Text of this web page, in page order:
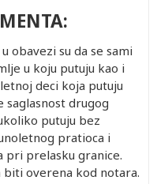
obavezi su da se sami
u koju putuju kao i
deci koja putuju
drugog
putuju bez
pratioca i
pri prelasku granice.
overena kod notara.